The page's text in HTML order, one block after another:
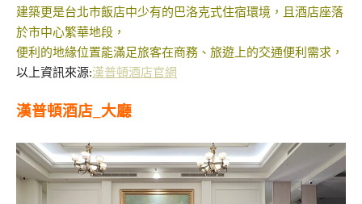
建築更是台北市飯店中少有的巴洛克式住宿環境，且酒店座落
於市中心繁華地段，
便利的地緣位置能滿足旅客在商務、旅遊上的交通便利需求，
以上資訊來源:漢普頓酒店官網
漢普頓酒店_大廳